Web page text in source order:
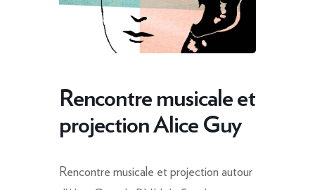
Rencontre musicale et
projection Alice Guy
Rencontre musicale et projection autour